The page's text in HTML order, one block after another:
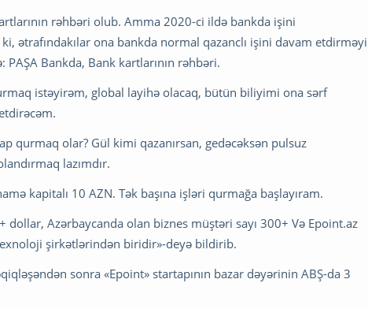
rəhbəri olub. Amma 2020-ci ildə bankda işini
ətrafındakılar ona bankda normal qazanclı işini davam etdirməyi
Bankda, Bank kartlarının rəhbəri.
istəyirəm, global layihə olacaq, bütün biliyimi ona sərf
qurmaq olar? Gül kimi qazanırsan, gedəcəksən pulsuz
lazımdır.
kapitalı 10 AZN. Tək başına işləri qurmağa başlayıram.
Azərbaycanda olan biznes müştəri sayı 300+ Və Epoint.az
şirkətlərindən biridir»-deyə bildirib.
sonra «Epoint» startapının bazar dəyərinin ABŞ-da 3